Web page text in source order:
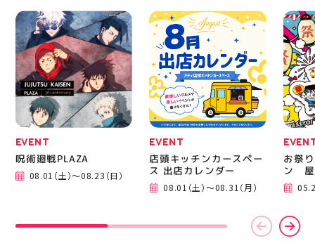
のクッションシューズに
なっています 人気ラン
ニングシューズの最新作
になります！ ・ 気にな
る方は是非、店頭に足を
運んでください！ スポ
ーツナビゲーター一同、
店頭でお待ちしておりま
す(⁠◍⁠•⁠ᴗ⁠•⁠◍⁠)⁠ ・ #ゼビオ
#アティ郡山 #福島美少
女図鑑 #照山楓香
#ASICS
はプ
から
━━━━
郡山
BBQ
祭り
手ぶ
み #
ィナ
#夏の
EVENT
呪術廻戦PLAZA
08.01（土）～08.23（日）
EVENT
店頭キッチンカースペー
ス 出店カレンダー
08.01（土）～08.31（月）
お祭
ン 屋